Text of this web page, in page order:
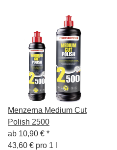
Menzerna Medium Cut
Polish 2500
ab 10,90 € *
43,60 € pro 1 l